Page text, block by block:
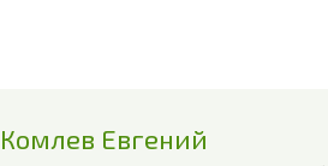
Комлев Евгений